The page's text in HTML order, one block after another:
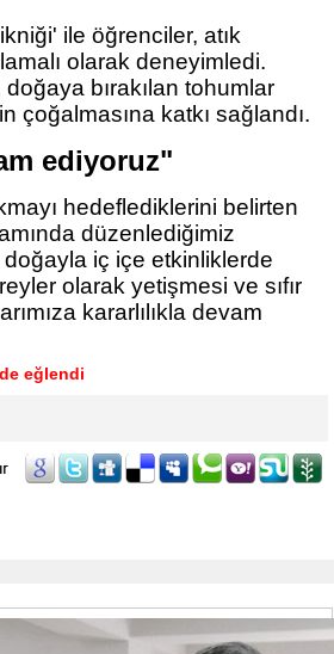
ile öğrenciler, atık
olarak deneyimledi.
bırakılan tohumlar
katkı sağlandı.
ediyoruz"
hedeflediklerini belirten
düzenlediğimiz
iç içe etkinliklerde
olarak yetişmesi ve sıfır
kararlılıkla devam
eğlendi